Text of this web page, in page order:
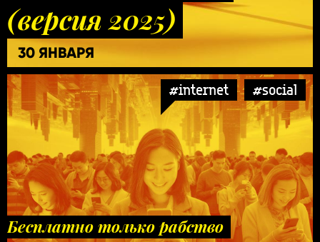
(версия 2025)
30 ЯНВАРЯ
#internet #social
Бесплатно только рабство